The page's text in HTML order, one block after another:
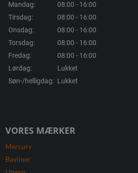
Mandag:
08:00 - 16:00
Tirsdag:
08:00 - 16:00
Onsdag:
08:00 - 16:00
Torsdag:
08:00 - 16:00
Fredag:
08:00 - 16:00
Lørdag:
Lukket
Søn-/helligdag: Lukket
VORES MÆRKER
Mercury
Bayliner